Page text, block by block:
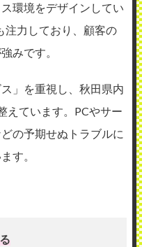
環境をデザインしてい
注力しており、顧客の
みです。
」を重視し、秋田県内
えています。PCやサー
の予期せぬトラブルに
す。